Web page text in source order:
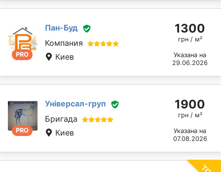
PRO
Пан-Буд
Компания
Киев
1300
грн / м²
Указана на
29.06.2026
PRO
Універсал-груп
Бригада
Киев
1900
грн / м²
Указана на
07.08.2026